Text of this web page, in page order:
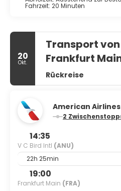
Fahrzeit: 20 Minuten
20
Okt.
Transport
Frankfurt
Rückreise
American Airlines
2
14:35
V C Bird Intl (ANU)
22h 25min
19:00
Frankfurt Main (FRA)